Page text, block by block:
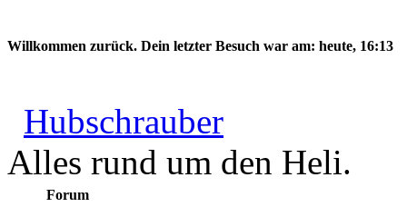
Willkommen zurück. Dein letzter Besuch war am: heute, 16:13
Hubschrauber
Alles rund um den Heli.
Forum